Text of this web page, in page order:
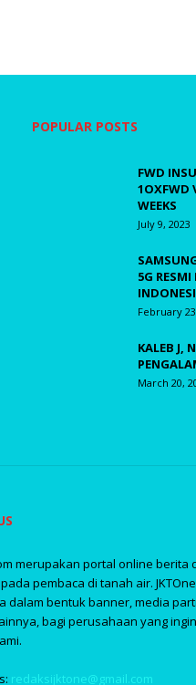
POPULAR POSTS
FWD
1OXFWD
WEEKS
July 9, 2023
5G
February
KALEB J,
March 20,
merupakan portal online berita
pembaca di tanah air.
dalam bentuk banner, media
bagi perusahaan yang
redaksijktone@gmail.com